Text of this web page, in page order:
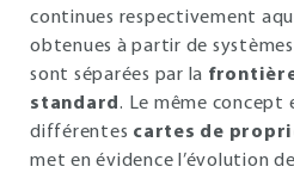
continues respectivement
obtenues à partir de
sont séparées par la
standard . Le même concept
différentes cartes de
met en évidence l’évolution